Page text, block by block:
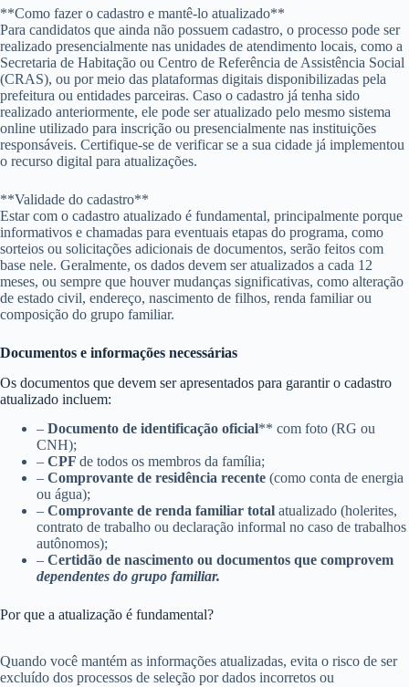
**Como fazer o cadastro e mantê-lo atualizado**
Para candidatos que ainda não possuem cadastro, o processo pode ser
realizado presencialmente nas unidades de atendimento locais, como a
Secretaria de Habitação ou Centro de Referência de Assistência Social
(CRAS), ou por meio das plataformas digitais disponibilizadas pela
prefeitura ou entidades parceiras. Caso o cadastro já tenha sido
realizado anteriormente, ele pode ser atualizado pelo mesmo sistema
online utilizado para inscrição ou presencialmente nas instituições
responsáveis. Certifique-se de verificar se a sua cidade já implementou
o recurso digital para atualizações.
**Validade do cadastro**
Estar com o cadastro atualizado é fundamental, principalmente porque
informativos e chamadas para eventuais etapas do programa, como
sorteios ou solicitações adicionais de documentos, serão feitos com
base nele. Geralmente, os dados devem ser atualizados a cada 12
meses, ou sempre que houver mudanças significativas, como alteração
de estado civil, endereço, nascimento de filhos, renda familiar ou
composição do grupo familiar.
Documentos e informações necessárias
Os documentos que devem ser apresentados para garantir o cadastro
atualizado incluem:
– Documento de identificação oficial** com foto (RG ou
CNH);
– CPF de todos os membros da família;
– Comprovante de residência recente (como conta de energia
ou água);
– Comprovante de renda familiar total atualizado (holerites,
contrato de trabalho ou declaração informal no caso de trabalhos
autônomos);
– Certidão de nascimento ou documentos que comprovem
dependentes do grupo familiar.
Por que a atualização é fundamental?
Quando você mantém as informações atualizadas, evita o risco de ser
excluído dos processos de seleção por dados incorretos ou